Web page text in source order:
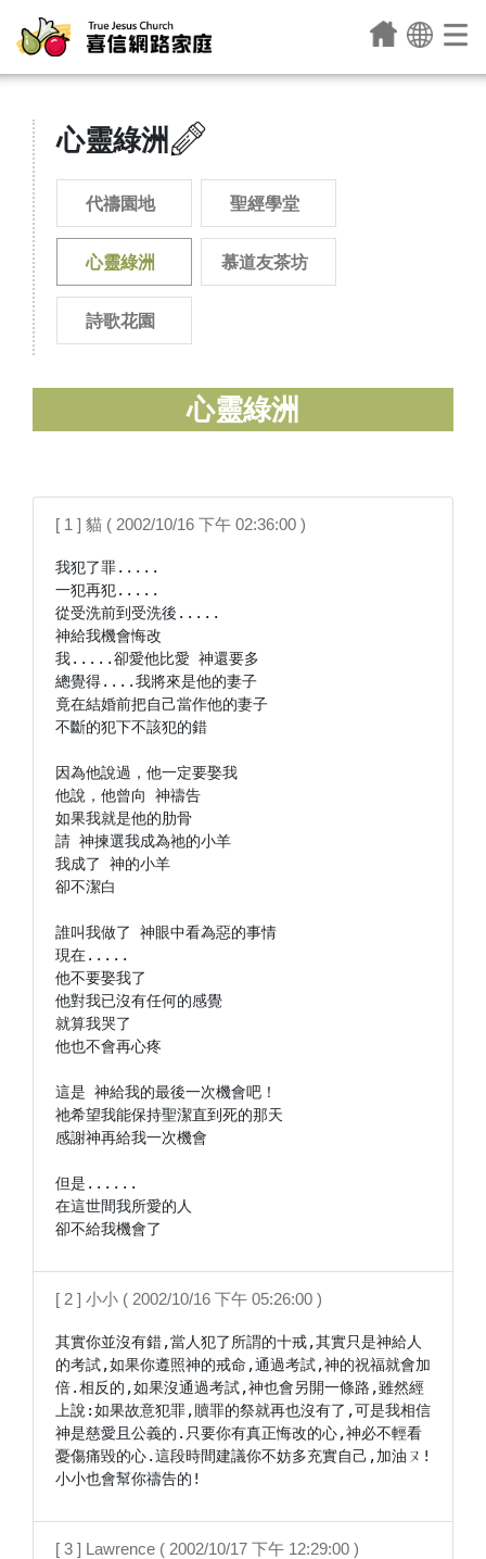
心靈綠洲
代禱園地 聖經學堂
心靈綠洲 慕道友茶坊
詩歌花園
心靈綠洲
[ 1 ] 貓 ( 2002/10/16 下午 02:36:00 )
我犯了罪.....
一犯再犯.....
從受洗前到受洗後.....
神給我機會悔改
我.....卻愛他比愛 神還要多
總覺得....我將來是他的妻子
竟在結婚前把自己當作他的妻子
不斷的犯下不該犯的錯
因為他說過，他一定要娶我
他說，他曾向 神禱告
如果我就是他的肋骨
請 神揀選我成為祂的小羊
我成了 神的小羊
卻不潔白
誰叫我做了 神眼中看為惡的事情
現在.....
他不要娶我了
他對我已沒有任何的感覺
就算我哭了
他也不會再心疼
這是 神給我的最後一次機會吧！
祂希望我能保持聖潔直到死的那天
感謝神再給我一次機會
但是......
在這世間我所愛的人
卻不給我機會了
[ 2 ] 小小 ( 2002/10/16 下午 05:26:00 )
其實你並沒有錯,當人犯了所謂的十戒,其實只是神給人
的考試,如果你遵照神的戒命,通過考試,神的祝福就會加
倍.相反的,如果沒通過考試,神也會另開一條路,雖然經
上說:如果故意犯罪,贖罪的祭就再也沒有了,可是我相信
神是慈愛且公義的.只要你有真正悔改的心,神必不輕看
憂傷痛毀的心.這段時間建議你不妨多充實自己,加油ㄡ!
小小也會幫你禱告的!
[ 3 ] Lawrence ( 2002/10/17 下午 12:29:00 )